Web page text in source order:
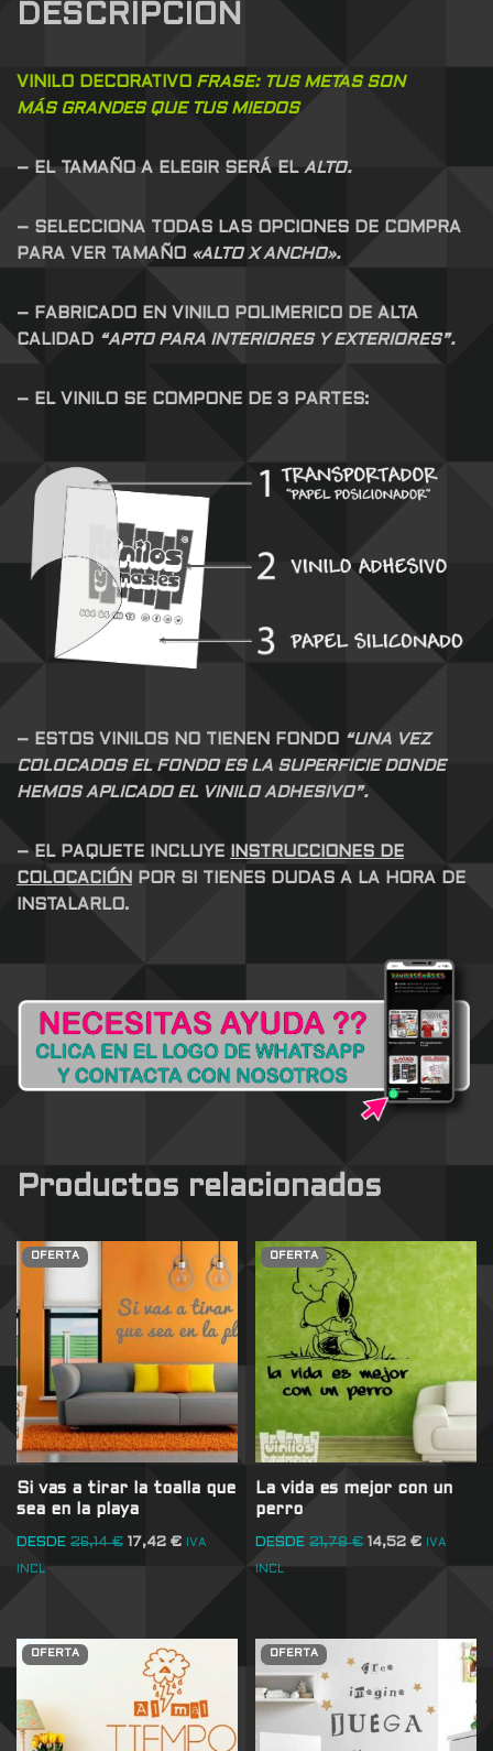
DESCRIPCIÓN
VINILO DECORATIVO FRASE: TUS METAS SON
MÁSGRANDES QUE TUS MIEDOS
– EL TAMAÑO A ELEGIR SERÁ ELALTO.
– SELECCIONA TODAS LAS OPCIONES DE COMPRA
PARA VER TAMAÑO «ALTO X ANCHO».
– FABRICADO EN VINILO POLIMERICO DE ALTA
CALIDAD “APTO PARA INTERIORES Y EXTERIORES”.
– EL VINILO SE COMPONE DE 3 PARTES:
– ESTOS VINILOS NO TIENEN FONDO “UNA VEZ
COLOCADOS EL FONDO ES LA SUPERFICIE DONDE
HEMOS APLICADO EL VINILO ADHESIVO”.
– EL PAQUETE INCLUYE
INSTRUCCIONES DE
COLOCACIÓN
POR SI TIENES DUDAS A LA HORA DE
INSTALARLO.
Productos relacionados
OFERTA
Si vas a tirar la toalla que
sea en la playa
DESDE 26,14€ 17,42 € IVA
INCL
OFERTA
La vida es mejor con un
perro
DESDE 21,78€ 14,52€ IVA
INCL
OFERTA OFERTA